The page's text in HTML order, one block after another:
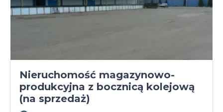
Nieruchomość magazynowo-
produkcyjna z bocznicą kolejową
(na sprzedaż)